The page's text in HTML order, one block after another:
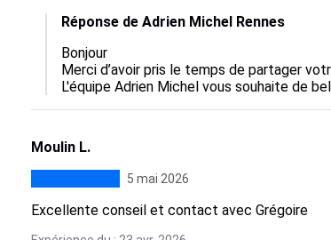
Réponse de Adrien Michel Rennes
Bonjour
Merci d’avoir pris le temps de partager
L'équipe Adrien Michel vous souhaite de
Moulin L.
5 mai 2026
Excellente conseil et contact avec Grégoire